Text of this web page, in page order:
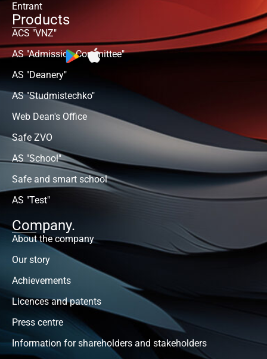
Entrant
Products
ACS "VNZ"
AS "Admission Committee"
AS "Deanery"
AS "Studmistechko"
Web Dean's Office
Safe ZVO
AS "School"
Safe and smart school
AS "Test"
Company.
About the company
Our story
Achievements
Licences and patents
Press centre
Information for shareholders and stakeholders